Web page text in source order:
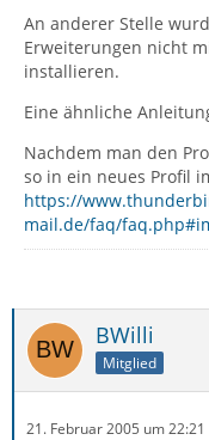
An anderer Stelle
Erweiterungen nicht
installieren.
Eine ähnliche
Nachdem man den
so in ein neues Profil
https://
mail.de/faq/
BWilli
Mitglied
21. Februar 2005 um 22:21